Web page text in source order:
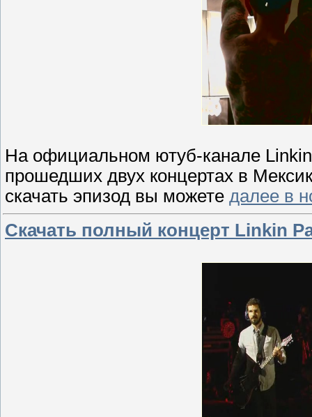
На официальном ютуб-канале
прошедших двух концертах в
скачать эпизод вы можете далее в
Скачать полный концерт Linkin